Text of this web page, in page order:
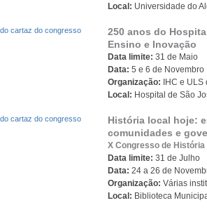
Local: Universidade do
250 anos do
Ensino e Inovação
Data limite: 31 de Maio
Data: 5 e 6 de Novembro
Organização: IHC e ULS
Local: Hospital de São
História local hoje:
comunidades e
X Congresso de História
Data limite: 31 de Julho
Data: 24 a 26 de
Organização: Várias
Local: Biblioteca